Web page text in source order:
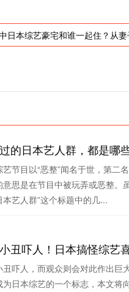
日本综艺豪宅和谁一起住？从
的日本艺人群，都是哪
艺节目以“恶整”闻名于世，第二
意思是在节目中被玩弄或恶整。
本艺人群”这个标题中的几...
丑吓人！日本搞怪综艺
丑吓人，而观众则会对此作出巨
为日本综艺的一个标志，本文将